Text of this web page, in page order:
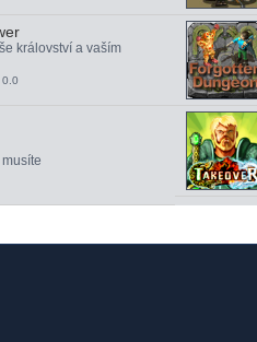
království a vaším
0.0